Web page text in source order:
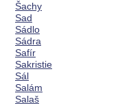
Šachy
Sad
Sádlo
Sádra
Safír
Sakristie
Sál
Salám
Salaš